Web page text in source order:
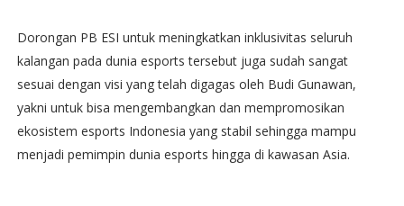
Dorongan PB ESI untuk meningkatkan inklusivitas seluruh
kalangan pada dunia esports tersebut juga sudah sangat
sesuai dengan visi yang telah digagas oleh Budi Gunawan,
yakni untuk bisa mengembangkan dan mempromosikan
ekosistem esports Indonesia yang stabil sehingga mampu
menjadi pemimpin dunia esports hingga di kawasan Asia.